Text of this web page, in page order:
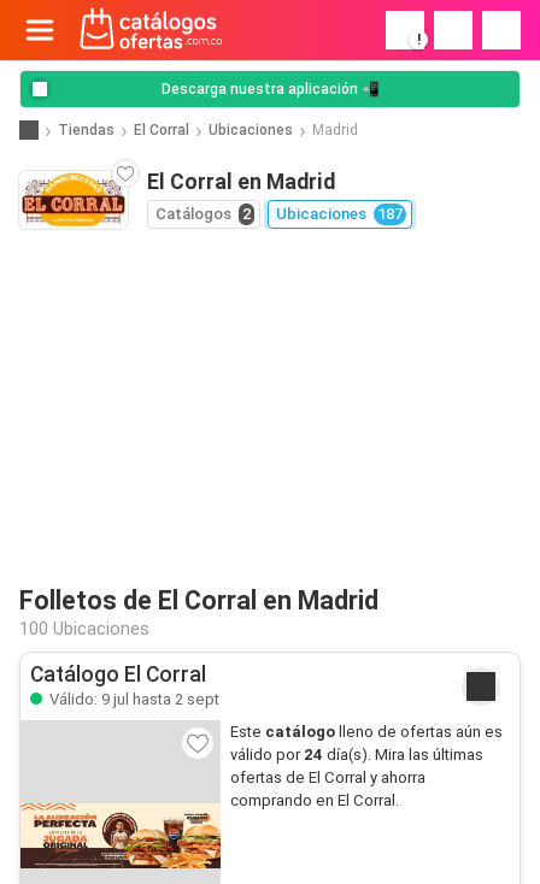
!
Descarga nuestra aplicación 📲
Tiendas El Corral Ubicaciones Madrid
El Corral en Madrid
Catálogos 2 Ubicaciones 187
Folletos de El Corral en Madrid
100 Ubicaciones
Catálogo El Corral
Válido: 9 jul hasta 2 sept
Este catálogolleno de ofertas aún es
válido por 24 día(s). Mira las últimas
ofertas de El Corral y ahorra
comprando en El Corral.